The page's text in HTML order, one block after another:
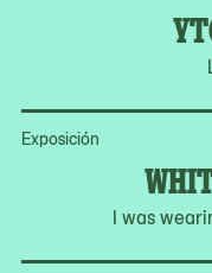
Exposición
I was